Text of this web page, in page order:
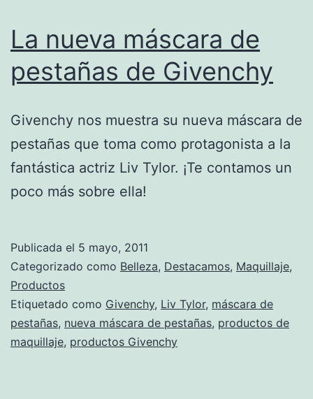
La nueva máscara de
pestañas de Givenchy
Givenchy nos muestra su nueva máscara de
pestañas que toma como protagonista a la
fantástica actriz Liv Tylor. ¡Te contamos un
poco más sobre ella!
Publicada el 5 mayo, 2011
Categorizado como Belleza, Destacamos, Maquillaje,
Productos
Etiquetado como Givenchy, Liv Tylor, máscara de
pestañas, nueva máscara de pestañas, productos de
maquillaje, productos Givenchy